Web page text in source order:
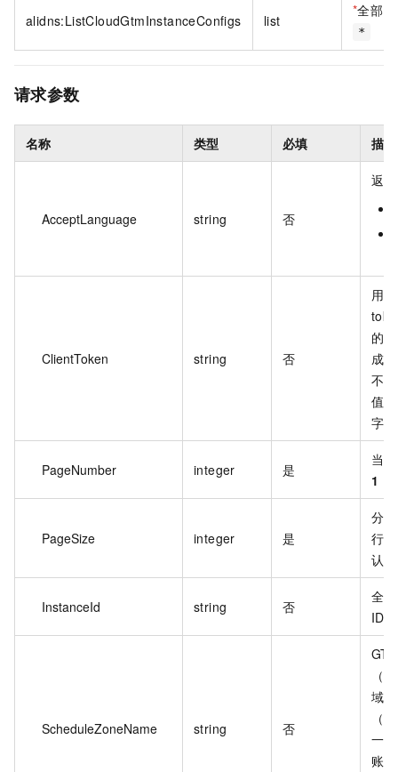
alidns:ListCloudGtmInstanceConfigs list
*全部
*
请求参数
名称 类型 必填 描述
AcceptLanguage string 否
返
ClientToken string 否
用
的
成
不
值
字
PageNumber integer 是
当
1
PageSize integer 是
分
行
认
InstanceId string 否
全
ID。
ScheduleZoneName string 否
（
域
（
一
账